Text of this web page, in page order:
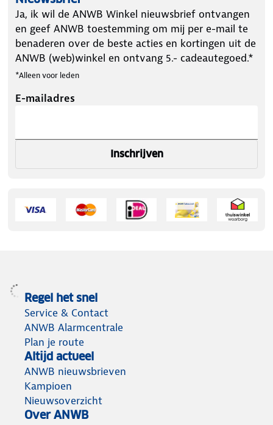
Ja, ik wil de ANWB Winkel nieuwsbrief ontvangen
en geef ANWB toestemming om mij per e-mail te
benaderen over de beste acties en kortingen uit de
ANWB (web)winkel en ontvang 5.- cadeautegoed.*
*Alleen voor leden
E-mailadres
Inschrijven
Regel het snel
Service & Contact
ANWB Alarmcentrale
Plan je route
Altijd actueel
ANWB nieuwsbrieven
Kampioen
Nieuwsoverzicht
Over ANWB